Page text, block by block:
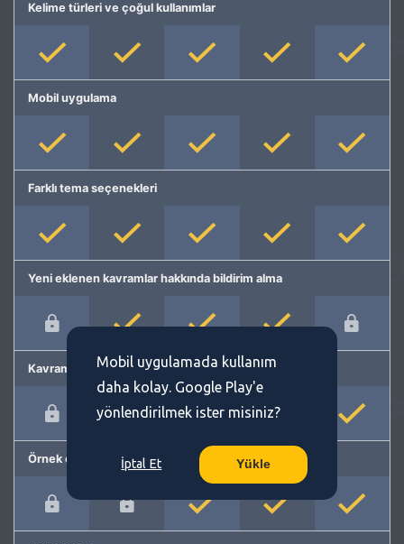
Kelime türleri ve çoğul kullanımlar
Mobil uygulama
Farklı tema seçenekleri
Yeni eklenen kavramlar hakkında bildirim alma
Kavram önerme
Örnek cümleler
Mobil uygulamada kullanım
daha kolay. Google Play'e
yönlendirilmek ister misiniz?
İptal Et Yükle